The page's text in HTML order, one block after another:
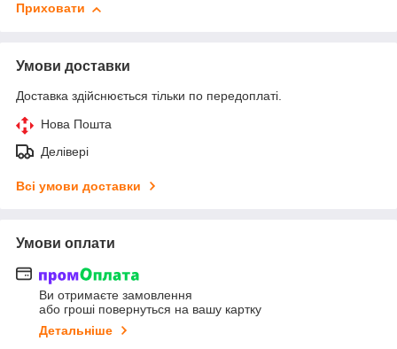
Приховати
Умови доставки
Доставка здійснюється тільки по передоплаті.
Нова Пошта
Делівері
Всі умови доставки
Умови оплати
Ви отримаєте замовлення
або гроші повернуться на вашу картку
Детальніше